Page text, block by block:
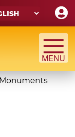
Monuments